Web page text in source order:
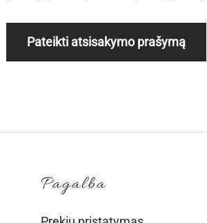
Pateikti atsisakymo prašymą
Pagalba